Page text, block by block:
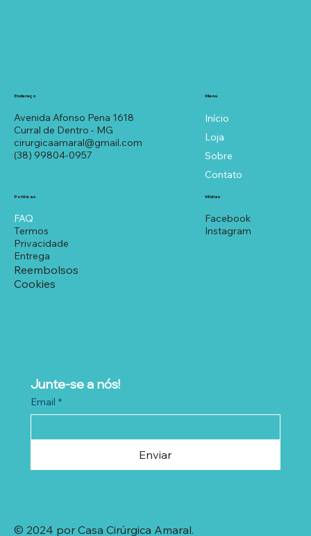
Avenida Afonso Pena 1618
Curral de Dentro - MG
cirurgicaamaral@gmail.com
(38) 99804-0957
Endereço Menu
Início
Loja
Sobre
Contato
FAQ
Termos
Privacidade
Entrega
Reembolsos
Cookies
Políticas
Facebook
Instagram
Mídias
Junte-se a nós!
Email *
Enviar
© 2024 por Casa Cirúrgica Amaral.